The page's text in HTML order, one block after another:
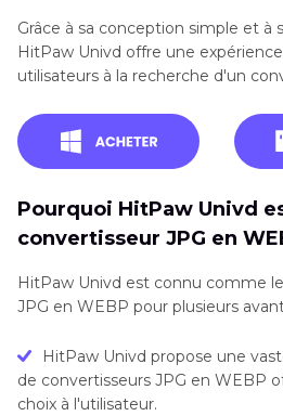
Grâce à sa conception simple et à
HitPaw Univd offre une
utilisateurs à la recherche d'un
Pourquoi HitPaw Univd
convertisseur JPG en
HitPaw Univd est connu comme
JPG en WEBP pour plusieurs
HitPaw Univd propose une
de convertisseurs JPG en WEBP
choix à l'utilisateur.